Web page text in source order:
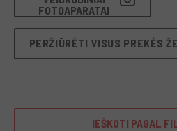
FOTOAPARATAI
PERŽIŪRĖTI VISUS PREKĖS
IEŠKOTI PAGAL